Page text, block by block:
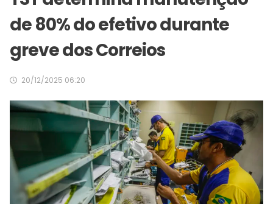
de 80% do efetivo durante
greve dos Correios
20/12/2025 06:20